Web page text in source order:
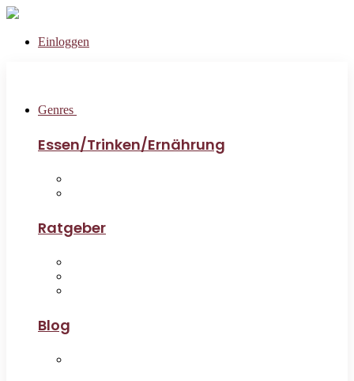
Einloggen
Genres
Essen/Trinken/Ernährung
Ratgeber
Blog